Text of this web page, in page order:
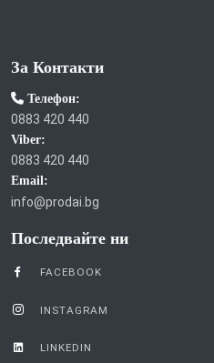
За Контакти
Телефон:
0883 420 440
Viber:
0883 420 440
Email:
info@prodai.bg
Последвайте ни
FACEBOOK
INSTAGRAM
LINKEDIN